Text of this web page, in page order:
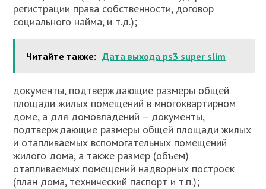
регистрации права собственности, договор
социального найма, и т.д.);
Читайте также: Дата выхода ps3 super slim
документы, подтверждающие размеры общей
площади жилых помещений в многоквартирном
доме, а для домовладений – документы,
подтверждающие размеры общей площади жилых
и отапливаемых вспомогательных помещений
жилого дома, а также размер (объем)
отапливаемых помещений надворных построек
(план дома, технический паспорт и т.п.);